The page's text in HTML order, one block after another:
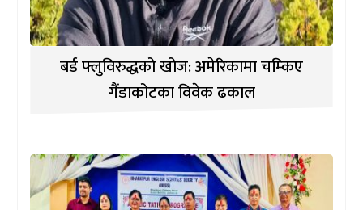
बर्ड फ्लुविरुद्धको खोज: अमेरिकामा चम्किए
गैंडाकोटका विवेक ढकाल